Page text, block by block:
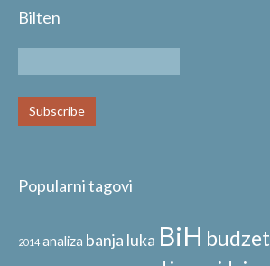
Bilten
Popularni tagovi
2014 analiza banja luka BiH budzet